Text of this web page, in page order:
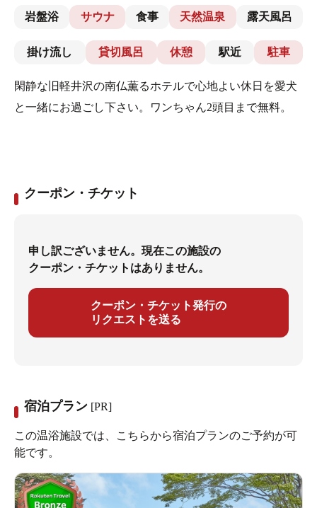
岩盤浴 サウナ 食事 天然温泉 露天風呂
掛け流し 貸切風呂 休憩 駅近 駐車
閑静な旧軽井沢の南仏薫るホテルで心地よい休日を愛犬
と一緒にお過ごし下さい。ワンちゃん2頭目まで無料。
クーポン・チケット
申し訳ございません。現在この施設の
クーポン・チケットはありません。
クーポン・チケット発行の
リクエストを送る
宿泊プラン [PR]
この温浴施設では、こちらから宿泊プランのご予約が可
能です。